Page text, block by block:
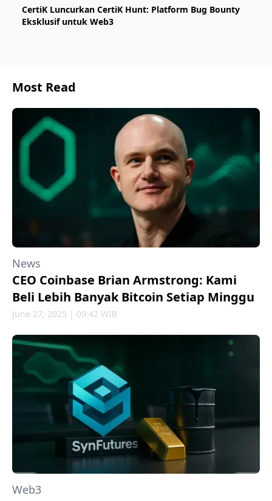
CertiK Luncurkan CertiK Hunt: Platform Bug Bounty
Eksklusif untuk Web3
Most Read
News
CEO Coinbase Brian Armstrong: Kami
Beli Lebih Banyak Bitcoin Setiap Minggu
June 27, 2025 | 09:42 WIB
Web3